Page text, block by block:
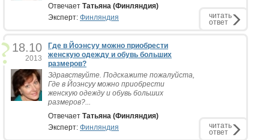
Отвечает Татьяна (Финляндия)
Эксперт: Финляндия читать
ответ
18.10
2013
Где в Йоэнсуу можно приобрести
женскую одежду и обувь больших
размеров?
Здравствуйте. Подскажите пожалуйста,
Где в Йоэнсуу можно приобрести
женскую одежду и обувь больших
размеров?...
Отвечает Татьяна (Финляндия)
Эксперт: Финляндия читать
ответ